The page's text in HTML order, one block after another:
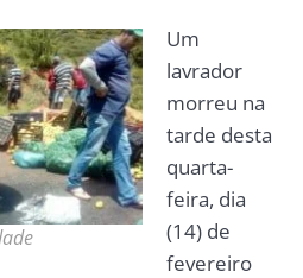
Um
lavrador
morreu na
tarde desta
quarta-
feira, dia
(14) de
fevereiro